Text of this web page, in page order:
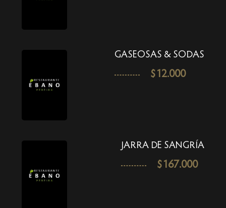
GASEOSAS & SODAS
$12.000
JARRA DE SANGRÍA
$167.000